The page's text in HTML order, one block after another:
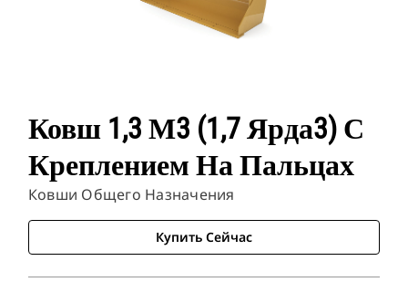
Ковш 1,3 М3 (1,7 Ярда3) С
Креплением На Пальцах
Ковши Общего Назначения
Купить Сейчас